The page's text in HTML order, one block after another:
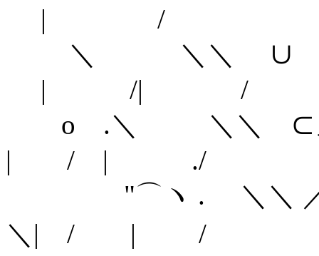
| /
＼ ＼＼ ∪
| /| /
o .＼ ＼＼
| / | ./
"⌒ヽ . ＼
＼| / | /